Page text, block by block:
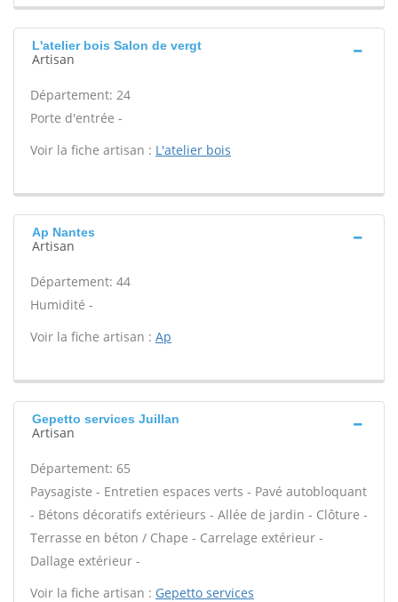
L'atelier bois Salon de vergt
Artisan
Département: 24
Porte d'entrée -
Voir la fiche artisan : L'atelier bois
Ap Nantes
Artisan
Département: 44
Humidité -
Voir la fiche artisan : Ap
Gepetto services Juillan
Artisan
Département: 65
Paysagiste - Entretien espaces verts - Pavé autobloquant
- Bétons décoratifs extérieurs - Allée de jardin - Clôture -
Terrasse en béton / Chape - Carrelage extérieur -
Dallage extérieur -
Voir la fiche artisan : Gepetto services